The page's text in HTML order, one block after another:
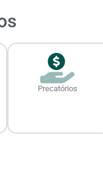
Precatórios